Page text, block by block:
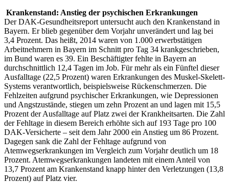
Krankenstand: Anstieg der psychischen Erkrankungen
Der DAK-Gesundheitsreport untersucht auch den Krankenstand in
Bayern. Er blieb gegenüber dem Vorjahr unverändert und lag bei
3,4 Prozent. Das heißt, 2014 waren von 1.000 erwerbstätigen
Arbeitnehmern in Bayern im Schnitt pro Tag 34 krankgeschrieben,
im Bund waren es 39. Ein Beschäftigter fehlte in Bayern an
durchschnittlich 12,4 Tagen im Job. Für mehr als ein Fünftel dieser
Ausfalltage (22,5 Prozent) waren Erkrankungen des Muskel-Skelett-
Systems verantwortlich, beispielsweise Rückenschmerzen. Die
Fehlzeiten aufgrund psychischer Erkrankungen, wie Depressionen
und Angstzustände, stiegen um zehn Prozent an und lagen mit 15,5
Prozent der Ausfalltage auf Platz zwei der Krankheitsarten. Die Zahl
der Fehltage in diesem Bereich erhöhte sich auf 193 Tage pro 100
DAK-Versicherte – seit dem Jahr 2000 ein Anstieg um 86 Prozent.
Dagegen sank die Zahl der Fehltage aufgrund von
Atemwegserkrankungen im Vergleich zum Vorjahr deutlich um 18
Prozent. Atemwegserkrankungen landeten mit einem Anteil von
13,7 Prozent am Krankenstand knapp hinter den Verletzungen (13,8
Prozent) auf Platz vier.